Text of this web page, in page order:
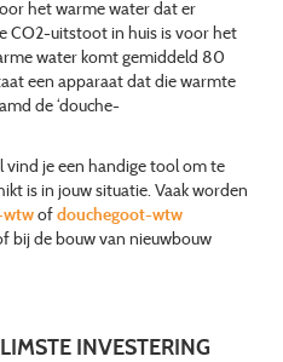
het warme water dat er
CO2-uitstoot in huis is voor het
water komt gemiddeld 80
een apparaat dat die warmte
de ‘douche-
vind je een handige tool om te
is in jouw situatie. Vaak worden
wtwofdouchegoot-wtw
bij de bouw van nieuwbouw
INVESTERING